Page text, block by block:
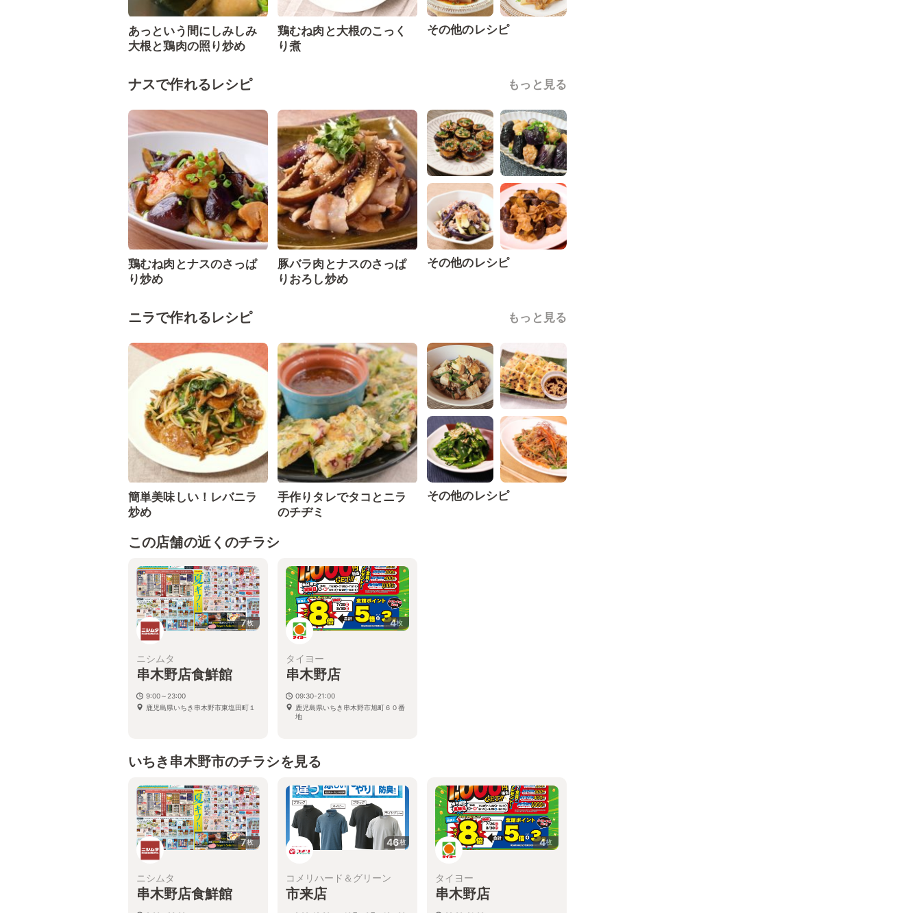
あっという間にしみしみ
大根と鶏肉の照り炒め
鶏むね肉と大根のこっく
り煮
その他のレシピ
ナスで作れるレシピ もっと見る
鶏むね肉とナスのさっぱ
り炒め
豚バラ肉とナスのさっぱ
りおろし炒め
その他のレシピ
ニラで作れるレシピ もっと見る
簡単美味しい！レバニラ
炒め
手作りタレでタコとニラ
のチヂミ
その他のレシピ
この店舗の近くのチラシ
7枚
ニシムタ
串木野店食鮮館
9:00～23:00
鹿児島県いちき串木野市東塩田町１
4枚
タイヨー
串木野店
09:30-21:00
鹿児島県いちき串木野市旭町６０番
地
いちき串木野市のチラシを見る
7枚
ニシムタ
串木野店食鮮館
46枚
コメリハード＆グリーン
市来店
4枚
タイヨー
串木野店